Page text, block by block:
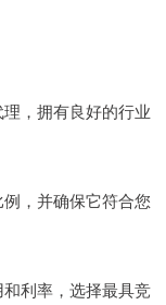
，拥有良好的行业
，并确保它符合您
利率，选择最具竞